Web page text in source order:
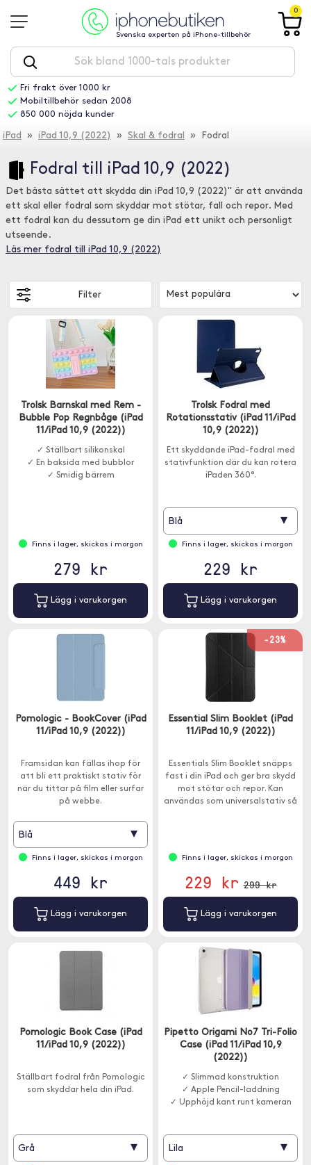
Svenska experten på iPhone-tillbehör
0
Fri frakt över 1000 kr
Mobiltillbehör sedan 2008
850 000 nöjda kunder
iPad » iPad 10,9 (2022) » Skal & fodral » Fodral
Fodral till iPad 10,9 (2022)
Det bästa sättet att skydda din iPad 10,9 (2022)" är att använda
ett skal eller fodral som skyddar mot stötar, fall och repor. Med
ett fodral kan du dessutom ge din iPad ett unikt och personligt
utseende.
Läs mer fodral till iPad 10,9 (2022)
Filter
Trolsk Barnskal med Rem -
Bubble Pop Regnbåge (iPad
11/iPad 10,9 (2022))
✓ Ställbart silikonskal
✓ En baksida med bubblor
✓ Smidig bärrem
Finns i lager, skickas i morgon
279 kr
Lägg i varukorgen
Trolsk Fodral med
Rotationsstativ (iPad 11/iPad
10,9 (2022))
Ett skyddande iPad-fodral med
stativfunktion där du kan rotera
iPaden 360°.
Blå ▾
Finns i lager, skickas i morgon
229 kr
Lägg i varukorgen
Pomologic - BookCover (iPad
11/iPad 10,9 (2022))
Framsidan kan fällas ihop för
att bli ett praktiskt stativ för
när du tittar på film eller surfar
på webbe.
Blå ▾
Finns i lager, skickas i morgon
449 kr
Lägg i varukorgen
-23%
Essential Slim Booklet (iPad
11/iPad 10,9 (2022))
Essentials Slim Booklet snäpps
fast i din iPad och ger bra skydd
mot stötar och repor. Kan
användas som universalstativ så
Finns i lager, skickas i morgon
229 kr 299 kr
Lägg i varukorgen
Pomologic Book Case (iPad
11/iPad 10,9 (2022))
Ställbart fodral från Pomologic
som skyddar hela din iPad.
Grå ▾
Pipetto Origami No7 Tri-Folio
Case (iPad 11/iPad 10,9
(2022))
✓ Slimmad konstruktion
✓ Apple Pencil-laddning
✓ Upphöjd kant runt kameran
Lila ▾